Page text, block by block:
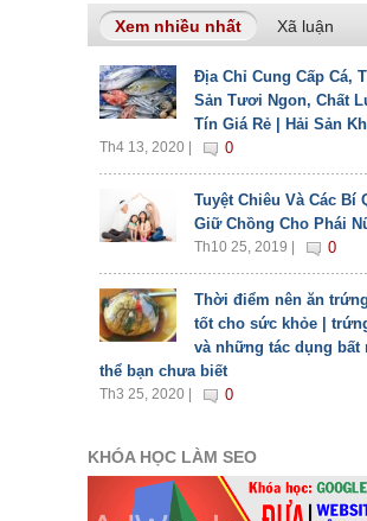
Xem nhiều nhất (tab hoạt động)
Xã luận
Địa Chỉ Cung Cấp Cá,
Sản Tươi Ngon, Chất
Tín Giá Rẻ | Hải Sản
Th4 13, 2020 | 0
Tuyệt Chiêu Và Các Bí
Giữ Chồng Cho Phái
Th10 25, 2019 | 0
Thời điểm nên ăn
tốt cho sức khỏe |
và những tác dụng bất
thể bạn chưa biết
Th3 25, 2020 | 0
KHÓA HỌC LÀM SEO